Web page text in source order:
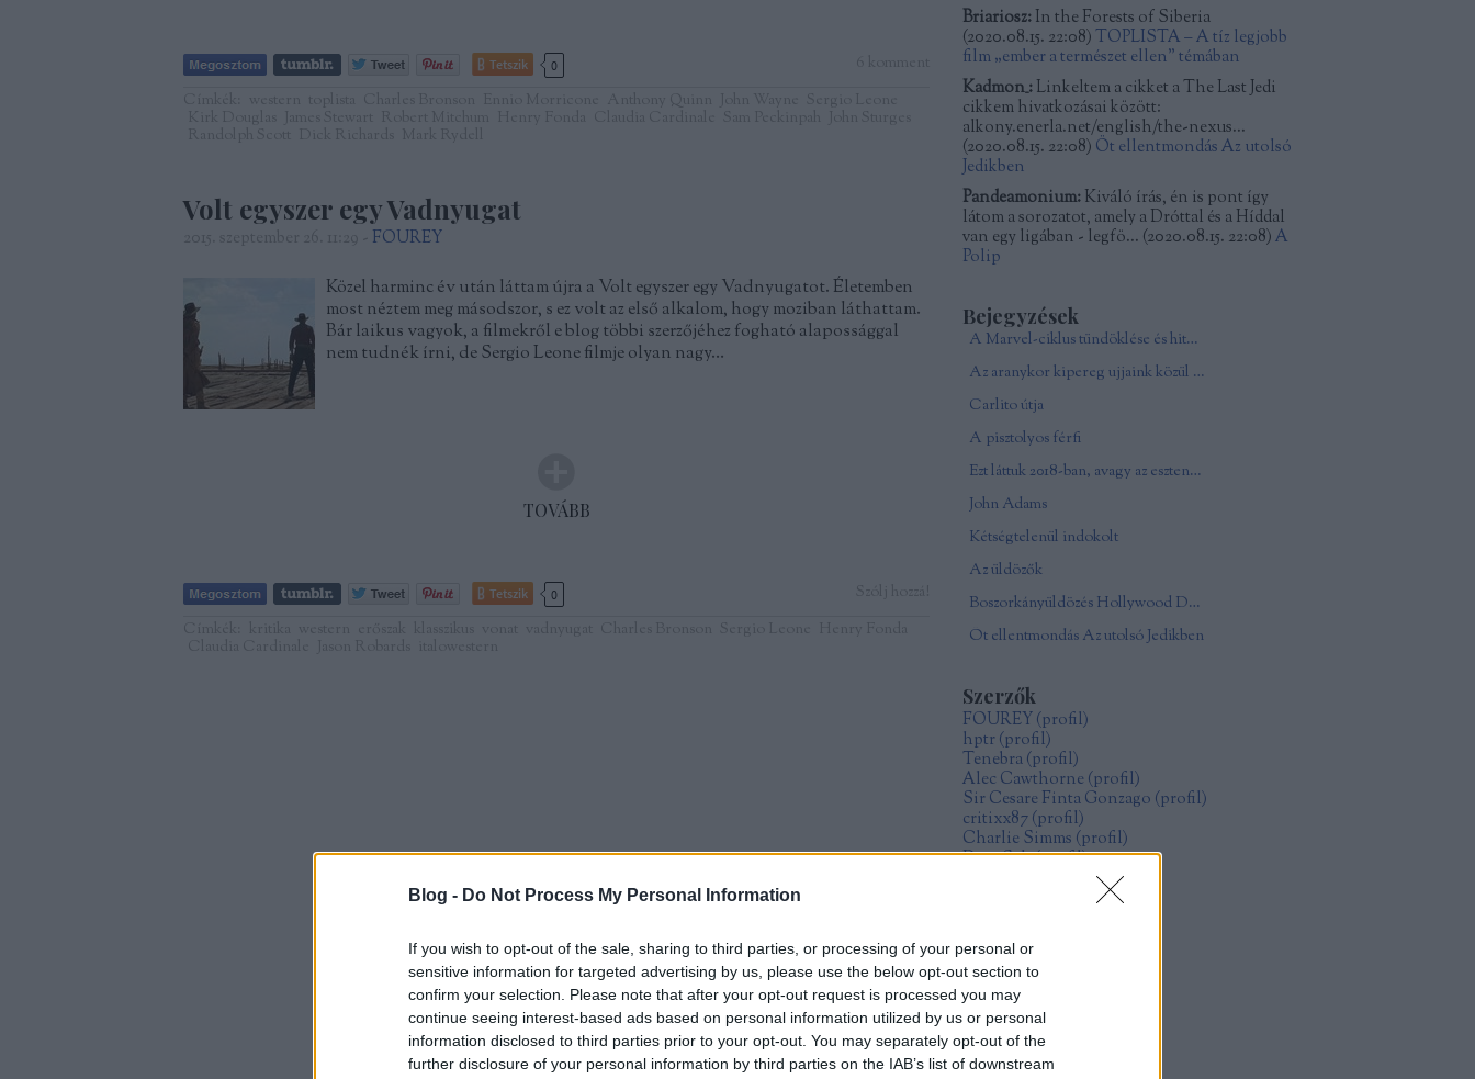
Blog - Do Not Process My Personal Information
If you wish to opt-out of the sale, sharing to third parties, or processing of your personal or
sensitive information for targeted advertising by us, please use the below opt-out section to
confirm your selection. Please note that after your opt-out request is processed you may
continue seeing interest-based ads based on personal information utilized by us or personal
information disclosed to third parties prior to your opt-out. You may separately opt-out of the
further disclosure of your personal information by third parties on the IAB’s list of downstream
Tetszik 0
Volt egyszer egy Vadnyugat
FOUREY
Közel harminc év után láttam újra a Volt egyszer egy Vadnyugatot. Életemben
most néztem meg másodszor, s ez volt az első alkalom, hogy moziban láthattam.
Bár laikus vagyok, a filmekről e blog többi szerzőjéhez fogható alapossággal
nem tudnék írni, de Sergio Leone filmje olyan nagy…
TOVÁBB
Tetszik 0
Briariosz:In the Forests of Siberia
(2020.08.15. 22:08)TOPLISTA – A tíz legjobb
film „ember a természet ellen” témában
Kadmon_:Linkeltem a cikket a The Last Jedi
cikkem hivatkozásai között:
alkony.enerla.net/english/the-nexus...
(2020.08.15. 22:08) Öt ellentmondás Az utolsó
Jedikben
Pandeamonium:Kiváló írás, én is pont így
látom a sorozatot, amely a Dróttal és a Híddal
van egy ligában - legfö... (2020.08.15. 22:08)A
Polip
Bejegyzések
A Marvel-ciklus tündöklése és hitványsága
Az aranykor kipereg ujjaink közül - In memoriam Andy Vajna
Carlito útja
A pisztolyos férfi
Ezt láttuk 2018-ban, avagy az esztendő csúcsfilmjei
John Adams
Kétségtelenül indokolt
Az üldözők
Boszorkányüldözés Hollywood Damonjai Allen
Öt ellentmondás Az utolsó Jedikben
Szerzők
FOUREY (profil)
hptr(profil)
Tenebra(profil)
Alec Cawthorne (profil)
Sir Cesare Finta Gonzago (profil)
critixx87(profil)
Charlie Simms (profil)
Dave Salt(profil)
Szűcs Zoltán Gábor(profil
Archívum
2019 május
2019 január
2018 december
2018 május(2